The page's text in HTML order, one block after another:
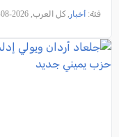
فئة: أخبار , كل العرب, 2026-08-06 23:44:05